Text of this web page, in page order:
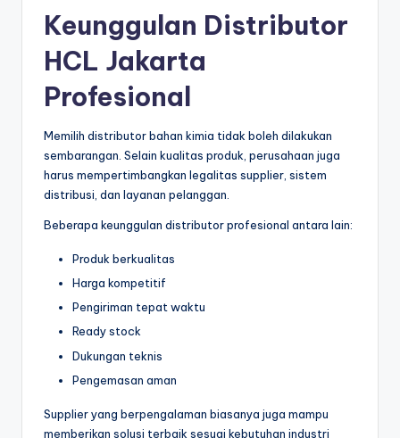
Keunggulan Distributor
HCL Jakarta
Profesional
Memilih distributor bahan kimia tidak boleh dilakukan
sembarangan. Selain kualitas produk, perusahaan juga
harus mempertimbangkan legalitas supplier, sistem
distribusi, dan layanan pelanggan.
Beberapa keunggulan distributor profesional antara lain:
Produk berkualitas
Harga kompetitif
Pengiriman tepat waktu
Ready stock
Dukungan teknis
Pengemasan aman
Supplier yang berpengalaman biasanya juga mampu
memberikan solusi terbaik sesuai kebutuhan industri